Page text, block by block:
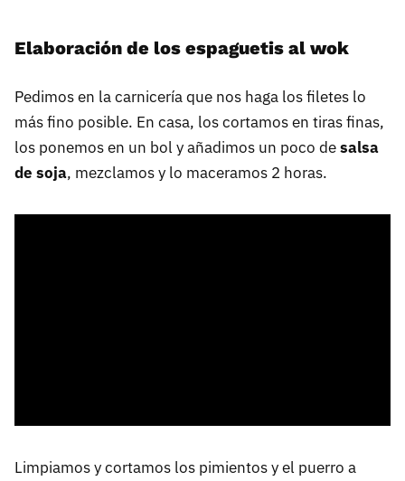
Elaboración de los espaguetis al wok
Pedimos en la carnicería que nos haga los filetes lo
más fino posible. En casa, los cortamos en tiras finas,
los ponemos en un bol y añadimos un poco desalsa
de soja, mezclamos y lo maceramos 2 horas.
Limpiamos y cortamos los pimientos y el puerro a